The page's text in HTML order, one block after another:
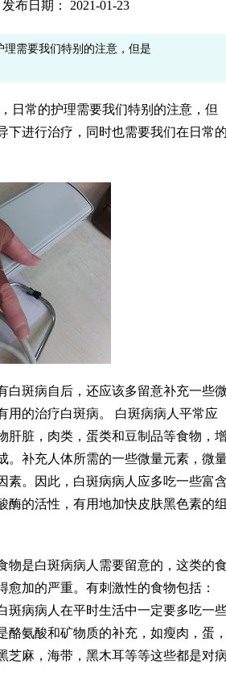
发布日期： 2021-01-23
需要我们特别的注意，但是
常的护理需要我们特别的注意，但
下进行治疗，同时也需要我们在日常的
斑病自后，还应该多留意补充一些微
用的治疗白斑病。 白斑病病人平常应
肝脏，肉类，蛋类和豆制品等食物，增
。补充人体所需的一些微量元素，微
素。因此，白斑病病人应多吃一些富含
酶的活性，有用地加快皮肤黑色素的组
是白斑病病人需要留意的，这类的食
加的严重。有刺激性的食物包括：
斑病病人在平时生活中一定要多吃一
氨酸和矿物质的补充，如瘦肉，蛋，
芝麻，海带，黑木耳等等这些都是对病